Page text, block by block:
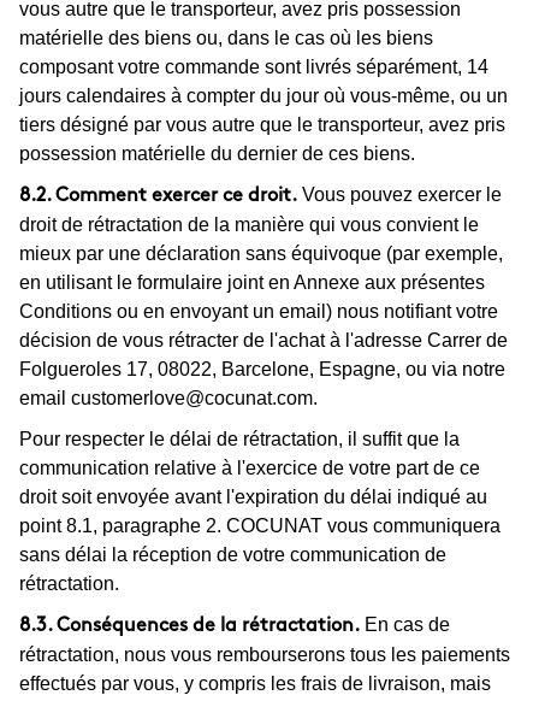
vous autre que le transporteur, avez pris possession
matérielle des biens ou, dans le cas où les biens
composant votre commande sont livrés séparément, 14
jours calendaires à compter du jour où vous-même, ou un
tiers désigné par vous autre que le transporteur, avez pris
possession matérielle du dernier de ces biens.
8.2. Comment exercer ce droit. Vous pouvez exercer le
droit de rétractation de la manière qui vous convient le
mieux par une déclaration sans équivoque (par exemple,
en utilisant le formulaire joint en Annexe aux présentes
Conditions ou en envoyant un email) nous notifiant votre
décision de vous rétracter de l'achat à l'adresse Carrer de
Folgueroles 17, 08022, Barcelone, Espagne, ou via notre
email customerlove@cocunat.com.
Pour respecter le délai de rétractation, il suffit que la
communication relative à l'exercice de votre part de ce
droit soit envoyée avant l'expiration du délai indiqué au
point 8.1, paragraphe 2. COCUNAT vous communiquera
sans délai la réception de votre communication de
rétractation.
8.3. Conséquences de la rétractation. En cas de
rétractation, nous vous rembourserons tous les paiements
effectués par vous, y compris les frais de livraison, mais